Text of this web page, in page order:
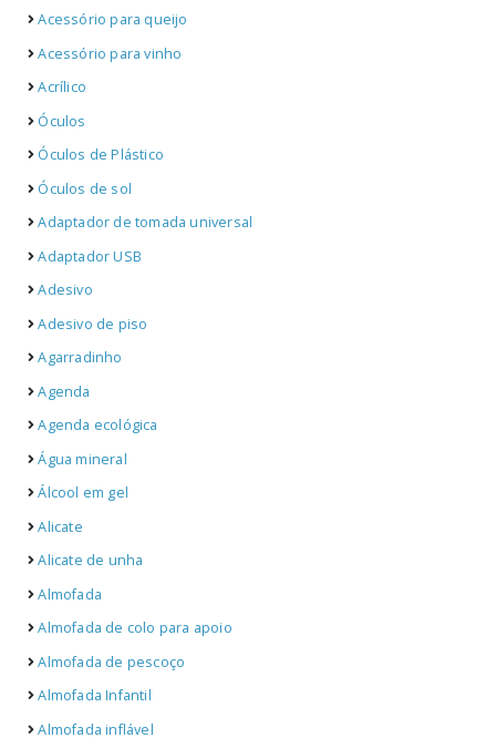
Acessório para queijo
Acessório para vinho
Acrílico
Óculos
Óculos de Plástico
Óculos de sol
Adaptador de tomada universal
Adaptador USB
Adesivo
Adesivo de piso
Agarradinho
Agenda
Agenda ecológica
Água mineral
Álcool em gel
Alicate
Alicate de unha
Almofada
Almofada de colo para apoio
Almofada de pescoço
Almofada Infantil
Almofada inflável